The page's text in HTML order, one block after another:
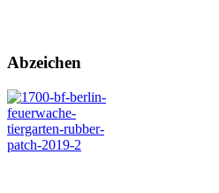
Abzeichen